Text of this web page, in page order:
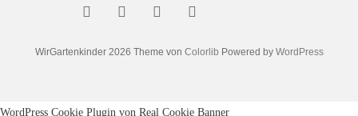
WirGartenkinder 2026 Theme von Colorlib Powered by WordPress
WordPress Cookie Plugin von Real Cookie Banner